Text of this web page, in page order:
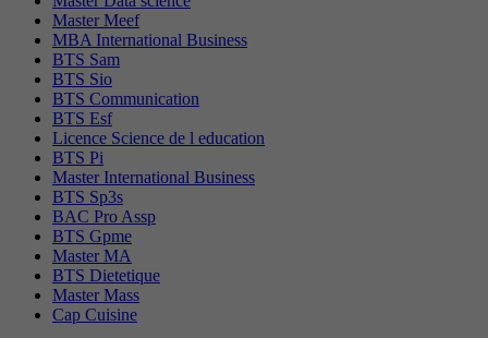
Master Meef
MBA International Business
BTS Sam
BTS Sio
BTS Communication
BTS Esf
Licence Science de l education
BTS Pi
Master International Business
BTS Sp3s
BAC Pro Assp
BTS Gpme
Master MA
BTS Dietetique
Master Mass
Cap Cuisine